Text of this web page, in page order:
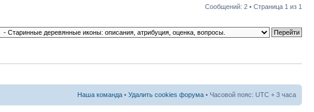
Сообщений: 2 • Страница 1 из 1
Наша команда • Удалить cookies форума • Часовой пояс: UTC + 3 часа